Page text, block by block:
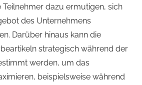
dazu ermutigen, sich
des Unternehmens
Darüber hinaus kann die
strategisch während der
werden, um das
beispielsweise während